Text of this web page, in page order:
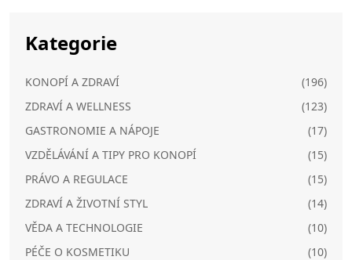
Kategorie
KONOPÍ A ZDRAVÍ
(196)
ZDRAVÍ A WELLNESS
(123)
GASTRONOMIE A NÁPOJE
(17)
VZDĚLÁVÁNÍ A TIPY PRO KONOPÍ
(15)
PRÁVO A REGULACE
(15)
ZDRAVÍ A ŽIVOTNÍ STYL
(14)
VĚDA A TECHNOLOGIE
(10)
PÉČE O KOSMETIKU
(10)